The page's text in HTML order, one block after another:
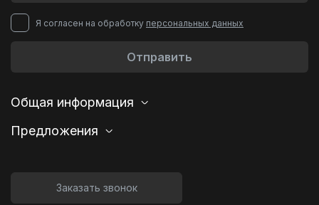
Я согласен на обработку персональных данных
Отправить
Общая информация
Предложения
Заказать звонок